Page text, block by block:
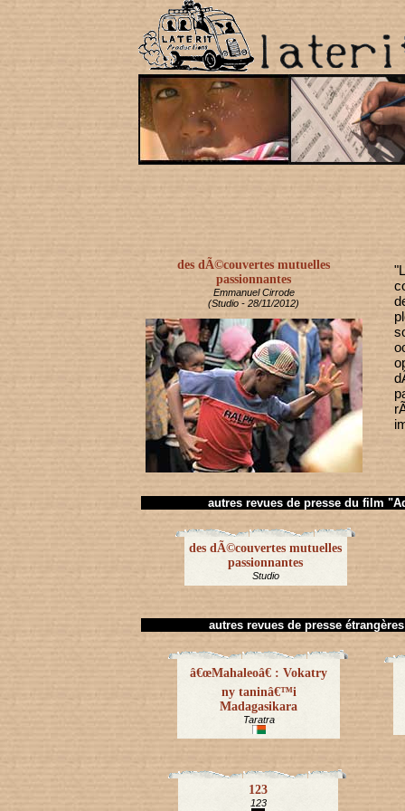
des dÃ©couvertes mutuelles
passionnantes
Emmanuel Cirrode
(Studio - 28/11/2012)
autres revues de presse du film
des dÃ©couvertes mutuelles
passionnantes
Studio
autres revues de presse
â€œMahaleoâ€ : Vokatry
ny taninâ€™i
Madagasikara
Taratra
123
123